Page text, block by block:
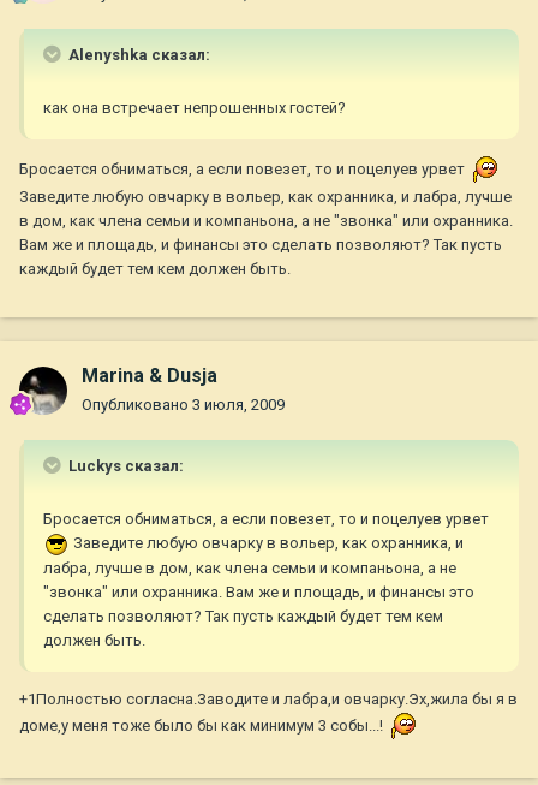
Alenyshka сказал:
как она встречает непрошенных гостей?
Бросается обниматься, а если повезет, то и поцелуев урвет
Заведите любую овчарку в вольер, как охранника, и лабра, лучше
в дом, как члена семьи и компаньона, а не "звонка" или охранника.
Вам же и площадь, и финансы это сделать позволяют? Так пусть
каждый будет тем кем должен быть.
Marina & Dusja
Опубликовано 3 июля, 2009
Luckys сказал:
Бросается обниматься, а если повезет, то и поцелуев урвет
Заведите любую овчарку в вольер, как охранника, и
лабра, лучше в дом, как члена семьи и компаньона, а не
"звонка" или охранника. Вам же и площадь, и финансы это
сделать позволяют? Так пусть каждый будет тем кем
должен быть.
+1Полностью согласна.Заводите и лабра,и овчарку.Эх,жила бы я в
доме,у меня тоже было бы как минимум 3 собы...!